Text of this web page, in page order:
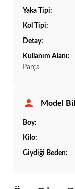
Yaka Tipi:
Kol Tipi:
Detay:
Kullanım Alanı:
Parça
Model
Boy:
Kilo:
Giydiği Beden: